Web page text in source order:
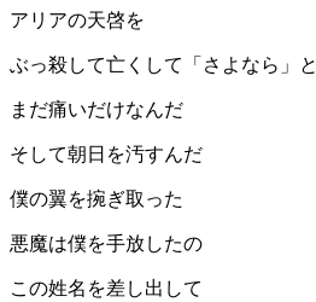
アリアの天啓を
ぶっ殺して亡くして「さよなら」と
まだ痛いだけなんだ
そして朝日を汚すんだ
僕の翼を捥ぎ取った
悪魔は僕を手放したの
この姓名を差し出して